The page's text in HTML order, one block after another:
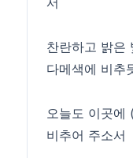
찬란하고 밝은
다메색에 비추
오늘도 이곳에
비추어 주소서